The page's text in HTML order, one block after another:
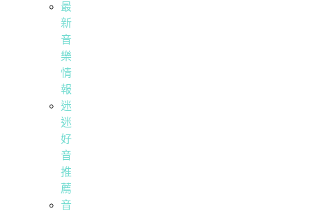
最
新
音
樂
情
報
迷
迷
好
音
推
薦
音